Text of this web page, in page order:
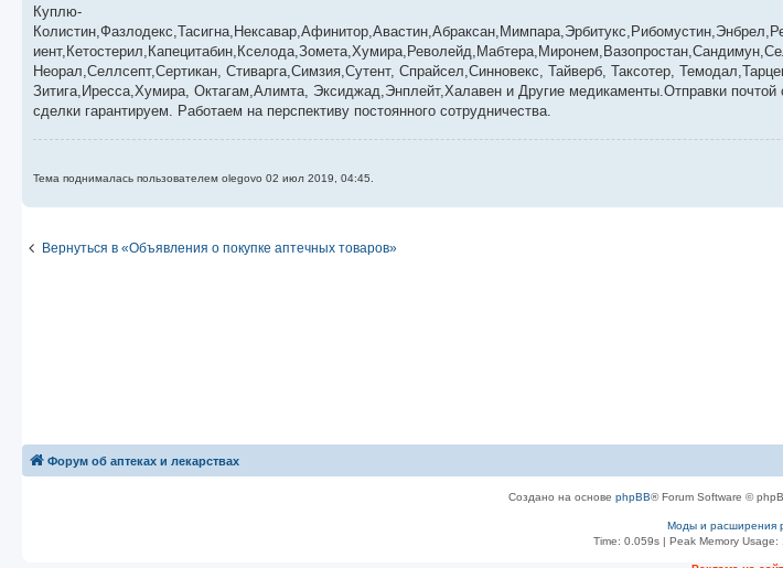
о
б
щ
е
и
е
Куплю-
Неорал,Селлсепт,Сертикан, Стиварга,Симзия,Сутент, Спрайсел,Синновекс, Тайверб, Таксотер,
Зитига,Иресса,Хумира, Октагам,Алимта, Эксиджад,Энплейт,Халавен и Другие медикаменты.Отправки
сделки гарантируем. Работаем на перспективу постоянного сотрудничества.
Тема поднималась пользователем olegovo 02 июл 2019, 04:45.
Вернуться в «Объявления о покупке аптечных товаров»
Форум об аптеках и лекарствах
Создано на основе phpBB® Forum Software ©
Моды и расширения
Time: 0.059s| Peak Memory